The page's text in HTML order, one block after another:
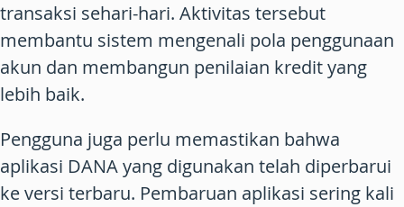
transaksi sehari-hari. Aktivitas tersebut
membantu sistem mengenali pola penggunaan
akun dan membangun penilaian kredit yang
lebih baik.
Pengguna juga perlu memastikan bahwa
aplikasi DANA yang digunakan telah diperbarui
ke versi terbaru. Pembaruan aplikasi sering kali